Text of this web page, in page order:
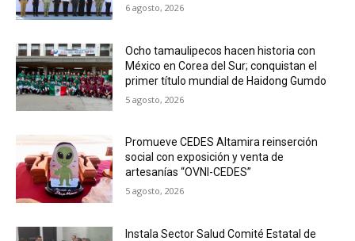
6 agosto, 2026
Ocho tamaulipecos hacen historia con
México en Corea del Sur; conquistan el
primer título mundial de Haidong Gumdo
5 agosto, 2026
Promueve CEDES Altamira reinserción
social con exposición y venta de
artesanías “OVNI-CEDES”
5 agosto, 2026
Instala Sector Salud Comité Estatal de